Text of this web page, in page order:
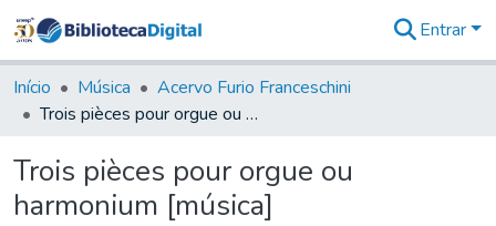
&
Coleções
Tudo na
Digital
Estatísticas
Entrar
Início Música
Acervo Furio Franceschini
Trois pièces pour orgue ou harmonium [música]
Trois pièces pour orgue ou
harmonium [música]